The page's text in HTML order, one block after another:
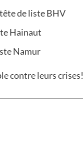
de liste BHV
Hainaut
Namur
contre leurs crises!